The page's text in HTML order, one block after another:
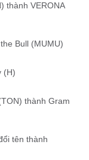
thành VERONA
Bull (MUMU)
(H)
thành Gram
tên thành